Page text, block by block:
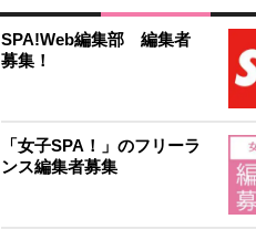
SPA!Web編集部 編集者
募集！
「女子SPA！」のフリーラ
ンス編集者募集